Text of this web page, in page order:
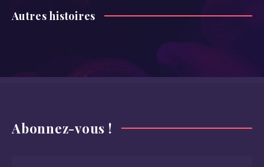
Autres histoires
Abonnez-vous !